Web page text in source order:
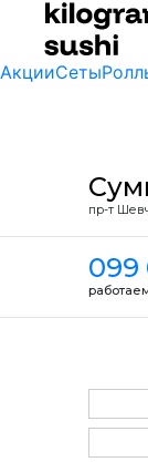
АкцииСеты
пр-т
099